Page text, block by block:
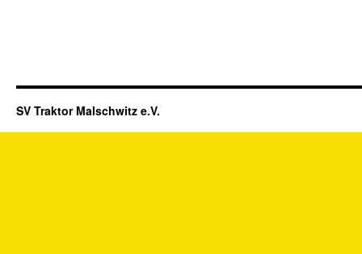
SV Traktor Malschwitz e.V.